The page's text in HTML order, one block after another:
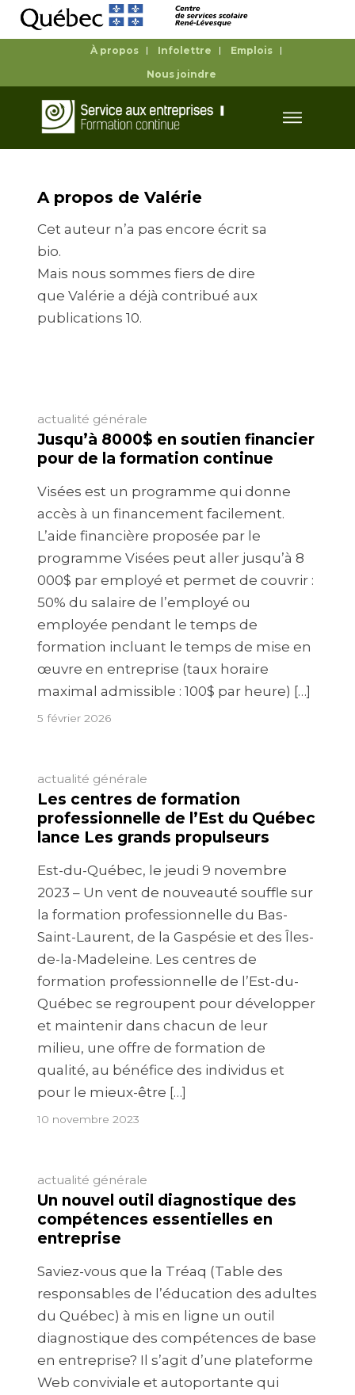
À propos Infolettre
Emplois
Nous joindre
A propos deValérie
Cet auteur n’a pas encore écrit sa
bio.
Mais nous sommes fiers de dire
queValérie a déjà contribué aux
publications 10.
actualité générale
Jusqu’à 8000$ en soutien financier
pour de la formation continue
Visées est un programme qui donne
accès à un financement facilement.
L’aide financière proposée par le
programme Visées peut aller jusqu’à 8
000$ par employé et permet de couvrir :
50% du salaire de l’employé ou
employée pendant le temps de
formation incluant le temps de mise en
œuvre en entreprise (taux horaire
maximal admissible : 100$ par heure) […]
5 février 2026
actualité générale
Les centres de formation
professionnelle de l’Est du Québec
lance Les grands propulseurs
Est-du-Québec, le jeudi 9 novembre
2023 – Un vent de nouveauté souffle sur
la formation professionnelle du Bas-
Saint-Laurent, de la Gaspésie et des Îles-
de-la-Madeleine. Les centres de
formation professionnelle de l’Est-du-
Québec se regroupent pour développer
et maintenir dans chacun de leur
milieu, une offre de formation de
qualité, au bénéfice des individus et
pour le mieux-être […]
10 novembre 2023
actualité générale
Un nouvel outil diagnostique des
compétences essentielles en
entreprise
Saviez-vous que la Tréaq (Table des
responsables de l’éducation des adultes
du Québec) à mis en ligne un outil
diagnostique des compétences de base
en entreprise? Il s’agit d’une plateforme
Web conviviale et autoportante qui